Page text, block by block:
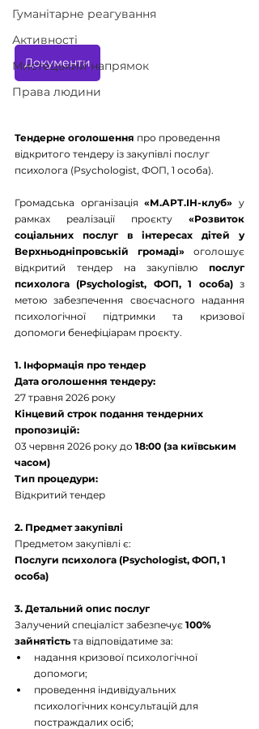
Гуманітарне реагування
Активності
Мистецький напрямок
Права людини
Документи
Тендерне оголошення про проведення
відкритого тендеру із закупівлі послуг
психолога (Psychologist, ФОП, 1 особа).
Громадська організація «М.АРТ.ІН-клуб» у
рамках реалізації проєкту «Розвиток
соціальних послуг в інтересах дітей у
Верхньодніпровській громаді» оголошує
відкритий тендер на закупівлю послуг
психолога (Psychologist, ФОП, 1 особа) з
метою забезпечення своєчасного надання
психологічної підтримки та кризової
допомоги бенефіціарам проєкту.
1. Інформація про тендер
Дата оголошення тендеру:
27 травня 2026 року
Кінцевий строк подання тендерних
пропозицій:
03 червня 2026 року до 18:00 (за київським
часом)
Тип процедури:
Відкритий тендер
2. Предмет закупівлі
Предметом закупівлі є:
Послуги психолога (Psychologist, ФОП, 1
особа)
3. Детальний опис послуг
Залучений спеціаліст забезпечує 100%
зайнятість та відповідатиме за:
надання кризової психологічної
допомоги;
проведення індивідуальних
психологічних консультацій для
постраждалих осіб;